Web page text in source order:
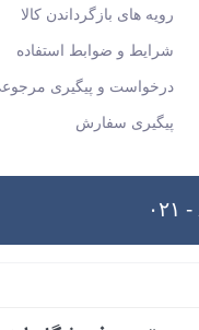
رویه های بازگرداندن کالا
شرایط و ضوابط استفاده
درخواست و پیگیری
پیگیری سفارش